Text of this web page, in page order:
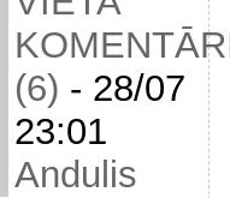
(6) - 28/07
23:01
Andulis